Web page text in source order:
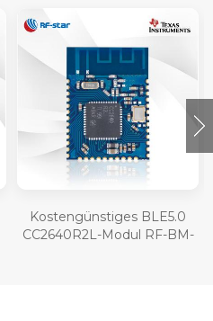
Kostengünstiges BLE5.0
CC2640R2L-Modul RF-BM-